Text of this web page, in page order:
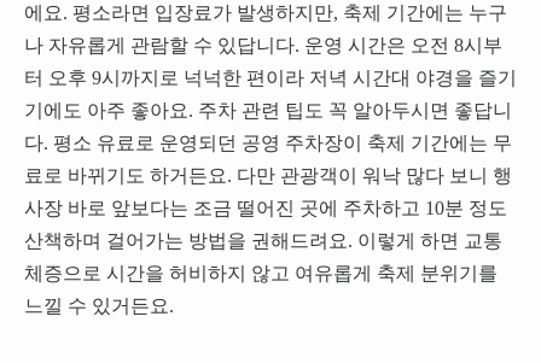
에요. 평소라면 입장료가 발생하지만, 축제 기간에는 누구
나 자유롭게 관람할 수 있답니다. 운영 시간은 오전 8시부
터 오후 9시까지로 넉넉한 편이라 저녁 시간대 야경을 즐기
기에도 아주 좋아요. 주차 관련 팁도 꼭 알아두시면 좋답니
다. 평소 유료로 운영되던 공영 주차장이 축제 기간에는 무
료로 바뀌기도 하거든요. 다만 관광객이 워낙 많다 보니 행
사장 바로 앞보다는 조금 떨어진 곳에 주차하고 10분 정도
산책하며 걸어가는 방법을 권해드려요. 이렇게 하면 교통
체증으로 시간을 허비하지 않고 여유롭게 축제 분위기를
느낄 수 있거든요.